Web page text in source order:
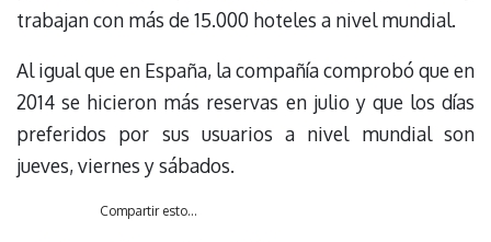
trabajan con más de 15.000 hoteles a nivel mundial.
Al igual que en España, la compañía comprobó que en
2014 se hicieron más reservas en julio y que los días
preferidos por sus usuarios a nivel mundial son
jueves, viernes y sábados.
Compartir esto...